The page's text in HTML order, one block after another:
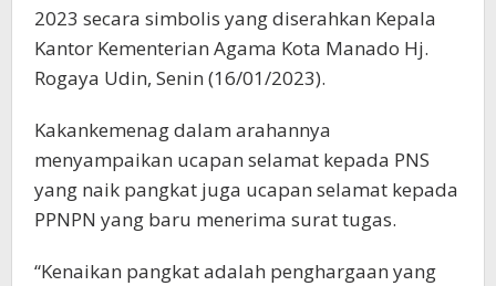
2023 secara simbolis yang diserahkan Kepala
Kantor Kementerian Agama Kota Manado Hj.
Rogaya Udin, Senin (16/01/2023).
Kakankemenag dalam arahannya
menyampaikan ucapan selamat kepada PNS
yang naik pangkat juga ucapan selamat kepada
PPNPN yang baru menerima surat tugas.
“Kenaikan pangkat adalah penghargaan yang